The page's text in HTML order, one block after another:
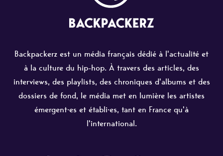
Backpackerz est un média français dédié à l'actualité et
à la culture du hip-hop. À travers des articles, des
interviews, des playlists, des chroniques d'albums et des
dossiers de fond, le média met en lumière les artistes
émergent·es et établi·es, tant en France qu'à
l'international.